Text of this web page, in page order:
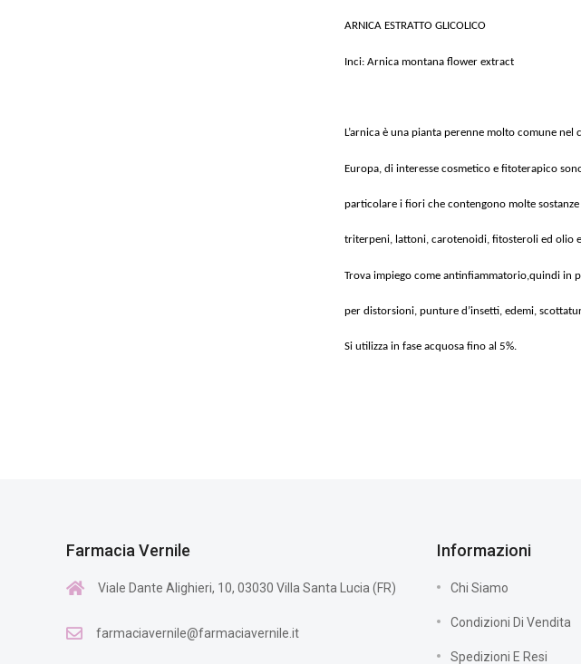
ARNICA ESTRATTO GLICOLICO
Inci: Arnica montana flower extract
L’arnica è una pianta perenne molto comune nel
Europa, di interesse cosmetico e fitoterapico
particolare i fiori che contengono molte
triterpeni, lattoni, carotenoidi, fitosteroli ed olio
Trova impiego come antinfiammatorio,quindi in
per distorsioni, punture d’insetti, edemi,
Si utilizza in fase acquosa fino al 5%.
Farmacia Vernile
Viale Dante Alighieri, 10, 03030 Villa Santa Lucia (FR)
farmaciavernile@farmaciavernile.it
Informazioni
Chi Siamo
Condizioni Di Vendita
Spedizioni E Resi